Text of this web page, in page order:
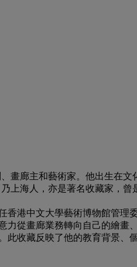
畫廊主和藝術家。他出生在
上海人，亦是著名收藏家，
港中文大學藝術博物館管理
從畫廊業務轉向自己的繪畫
收藏反映了他的教育背景